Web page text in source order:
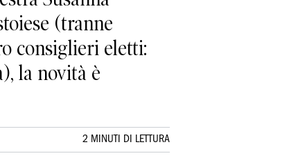
(tranne
consiglieri eletti:
la novità è
2 MINUTI DI LETTURA